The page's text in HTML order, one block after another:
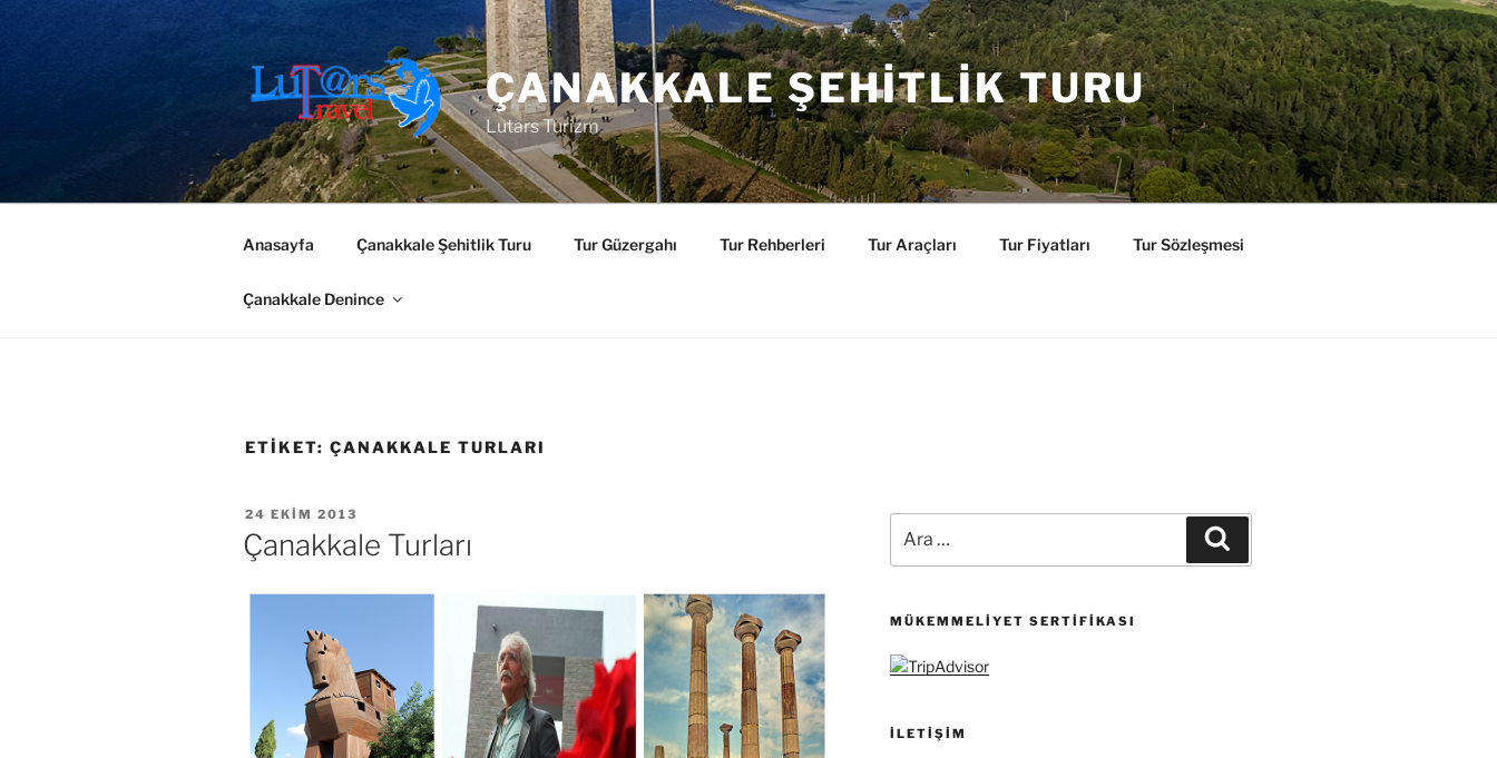
ÇANAKKALE ŞEHITLIK TURU
Lutars Turizm
Anasayfa Çanakkale Şehitlik Turu Tur Güzergahı Tur Rehberleri Tur Araçları Tur Fiyatları Tur Sözleşmesi
Çanakkale Denince
ETIKET: ÇANAKKALE TURLARI
YAYIM
TARIHI
24 EKIM 2013
Çanakkale Turları
MÜKEMMELIYET SERTIFIKASI
İLETIŞIM